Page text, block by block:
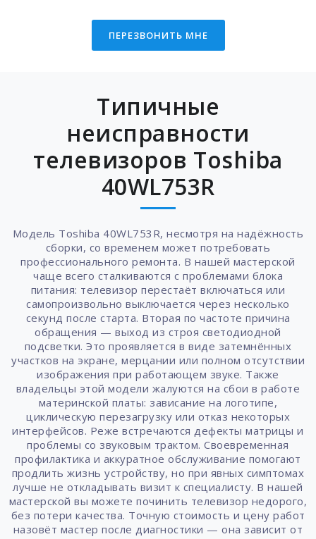
ПЕРЕЗВОНИТЬ МНЕ
Типичные
неисправности
телевизоров Toshiba
40WL753R
Модель Toshiba 40WL753R, несмотря на надёжность
сборки, со временем может потребовать
профессионального ремонта. В нашей мастерской
чаще всего сталкиваются с проблемами блока
питания: телевизор перестаёт включаться или
самопроизвольно выключается через несколько
секунд после старта. Вторая по частоте причина
обращения — выход из строя светодиодной
подсветки. Это проявляется в виде затемнённых
участков на экране, мерцании или полном отсутствии
изображения при работающем звуке. Также
владельцы этой модели жалуются на сбои в работе
материнской платы: зависание на логотипе,
циклическую перезагрузку или отказ некоторых
интерфейсов. Реже встречаются дефекты матрицы и
проблемы со звуковым трактом. Своевременная
профилактика и аккуратное обслуживание помогают
продлить жизнь устройству, но при явных симптомах
лучше не откладывать визит к специалисту. В нашей
мастерской вы можете починить телевизор недорого,
без потери качества. Точную стоимость и цену работ
назовёт мастер после диагностики — она зависит от